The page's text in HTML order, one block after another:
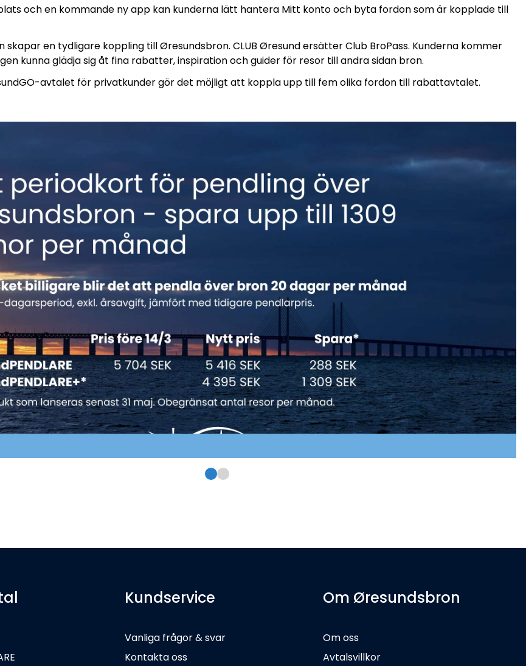
och en kommande ny app kan kunderna lätt hantera Mitt konto och byta fordon som är kopplade till
skapar en tydligare koppling till Øresundsbron. CLUB Øresund ersätter Club BroPass. Kunderna kommer
kunna glädja sig åt fina rabatter, inspiration och guider för resor till andra sidan bron.
avtalet för privatkunder gör det möjligt att koppla upp till fem olika fordon till rabattavtalet.
Kundservice
Vanliga frågor & svar
Kontakta oss
Om Øresundsbron
Om oss
Avtalsvillkor